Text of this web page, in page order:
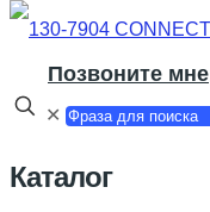
Позвоните мне
✕
Каталог